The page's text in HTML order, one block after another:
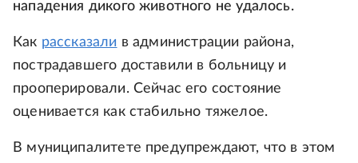
нападения дикого животного не удалось.
Как рассказали в администрации района,
пострадавшего доставили в больницу и
прооперировали. Сейчас его состояние
оценивается как стабильно тяжелое.
В муниципалитете предупреждают, что в этом